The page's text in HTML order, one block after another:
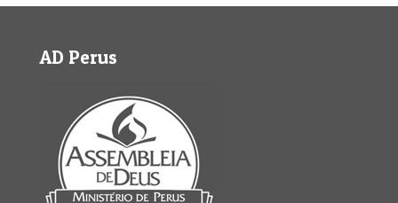
AD Perus